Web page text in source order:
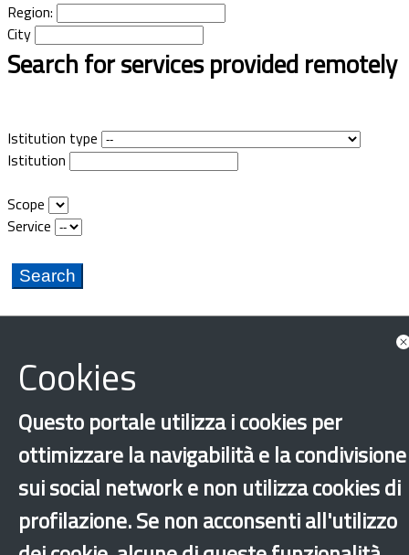
Region:
City
Search for services provided remotely
Istitution type
Istitution
Scope
Service
Cookies
Questo portale utilizza i cookies per
ottimizzare la navigabilità e la condivisione
sui social network e non utilizza cookies di
profilazione. Se non acconsenti all'utilizzo